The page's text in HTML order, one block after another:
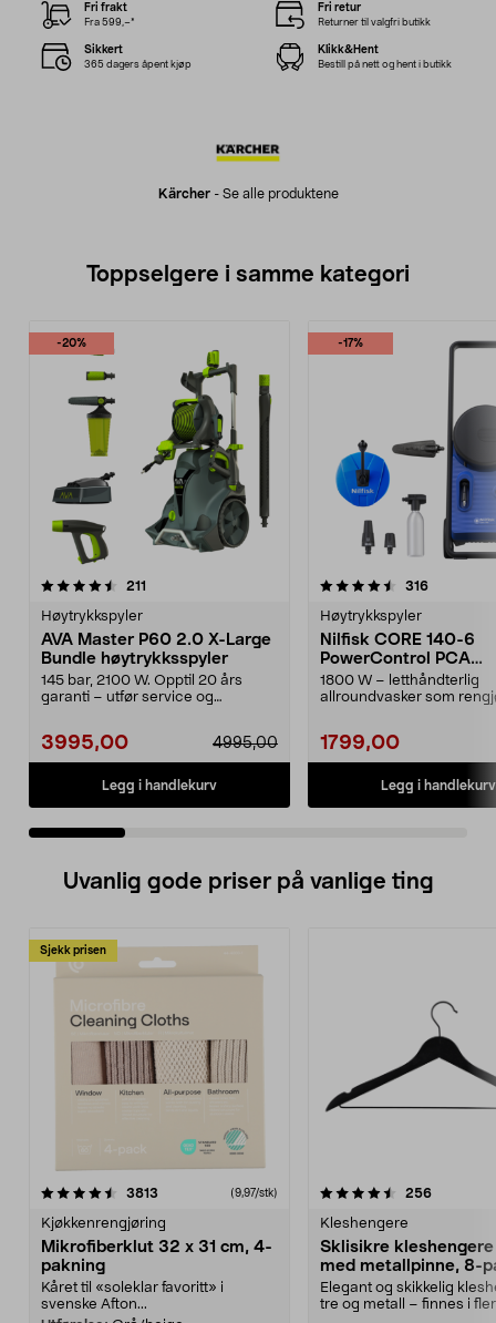
Kärcher- Se alle produktene
Fri frakt
Fra 599,–*
Fri retur
Returner til valgfri butikk
Sikkert
365 dagers åpent kjøp
Klikk&Hent
Bestill på nett og hent i butikk
Toppselgere i samme kategori
-20%
211
Høytrykkspyler
AVA Master P60 2.0 X-Large
Bundle høytrykksspyler
145 bar, 2100 W. Opptil 20 års
garanti – utfør service og
3995,00 4995,00
Legg i handlekurv
-17%
4.5 av 5 stjerner 316
Høytrykkspyler
Nilfisk CORE 140-6
PowerControl PCA
høytrykkspyler
1800 W – letthåndterlig
allroundvasker som
1799,00
Legg i handlekurv
4.5 av 5 stjerner
Uvanlig gode priser på vanlige ting
Sjekk prisen
3813 anmeldelser(9,97/stk)
Kjøkkenrengjøring
Mikrofiberklut 32 x 31 cm, 4-
pakning
Kåret til «soleklar favoritt» i
svenske Afton...
4.5av 5 stjerner 256
Kleshengere
Sklisikre
med metallpinne, 8-
Elegant og skikkelig
tre og metall – finnes i
4.5av 5 stjerner